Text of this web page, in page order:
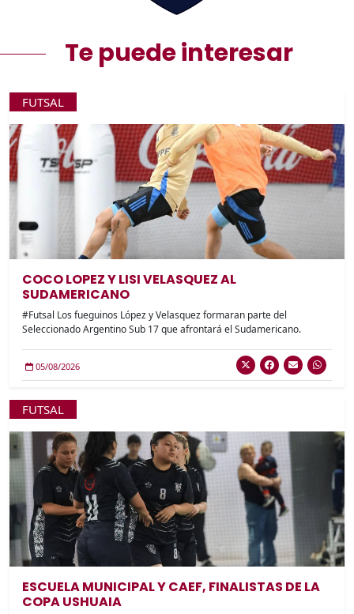
Te puede interesar
FUTSAL
COCO LOPEZ Y LISI VELASQUEZ AL
SUDAMERICANO
#Futsal Los fueguinos López y Velasquez formaran parte del
Seleccionado Argentino Sub 17 que afrontará el Sudamericano.
05/08/2026
FUTSAL
ESCUELA MUNICIPAL Y CAEF, FINALISTAS DE LA
COPA USHUAIA